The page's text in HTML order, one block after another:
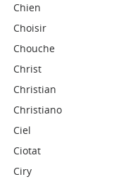
Chien
Choisir
Chouche
Christ
Christian
Christiano
Ciel
Ciotat
Ciry